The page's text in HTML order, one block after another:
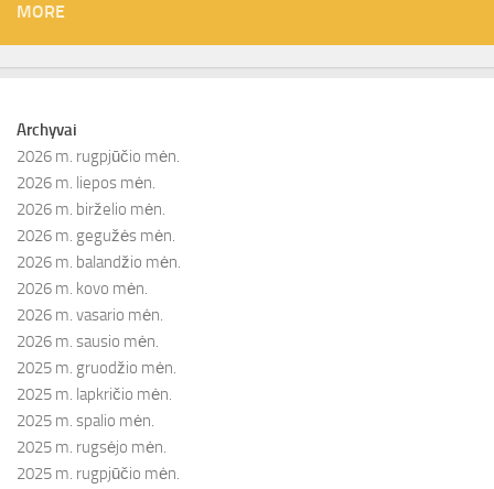
MORE
Archyvai
2026 m. rugpjūčio mėn.
2026 m. liepos mėn.
2026 m. birželio mėn.
2026 m. gegužės mėn.
2026 m. balandžio mėn.
2026 m. kovo mėn.
2026 m. vasario mėn.
2026 m. sausio mėn.
2025 m. gruodžio mėn.
2025 m. lapkričio mėn.
2025 m. spalio mėn.
2025 m. rugsėjo mėn.
2025 m. rugpjūčio mėn.